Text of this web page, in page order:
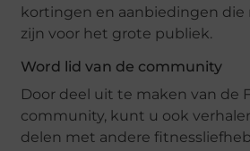
kortingen en aanbiedingen die
zijn voor het grote publiek.
Word lid van de community
Door deel uit te maken van de
community, kunt u ook
delen met andere